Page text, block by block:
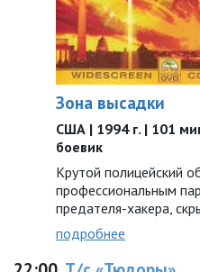
Зона высадки
США | 1994 г. | 101
боевик
Крутой полицейский
профессиональным
предателя-хакера,
подробнее